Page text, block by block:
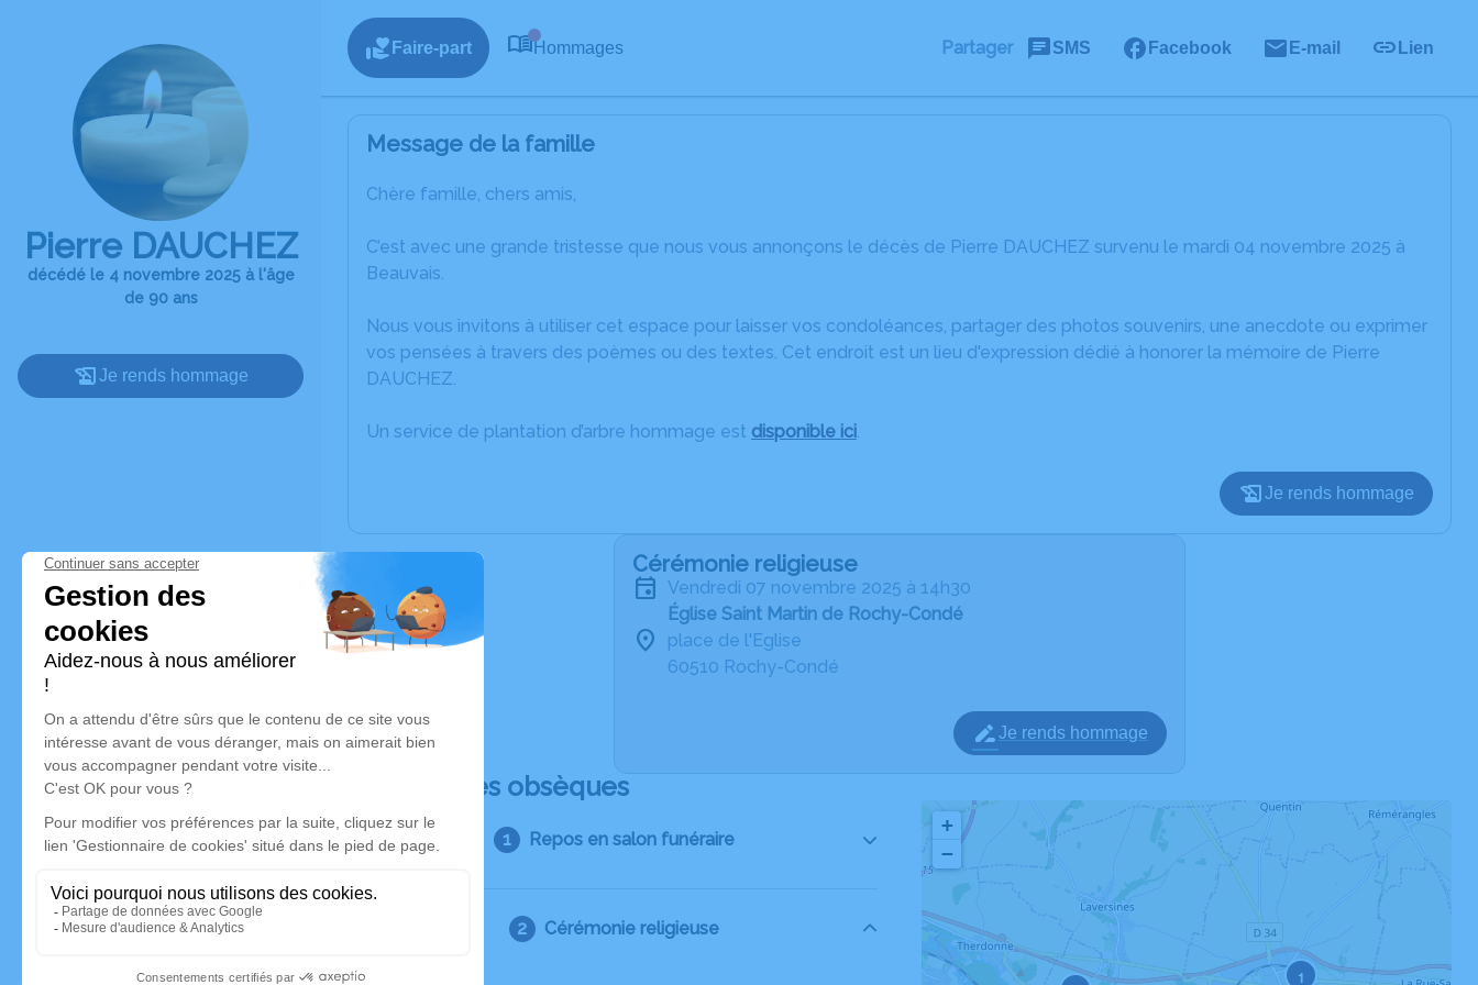
Pierre DAUCHEZ
décédé le 4 novembre 2025 à l'âge
de 90 ans
Je rends hommage
Faire-part Hommages Partager SMS Facebook E-mail Lien
Message de la famille
Chère famille, chers amis,
C’est avec une grande tristesse que nous vous annonçons le décès de Pierre DAUCHEZ survenu le mardi 04 novembre 2025 à
Beauvais.
Nous vous invitons à utiliser cet espace pour laisser vos condoléances, partager des photos souvenirs, une anecdote ou exprimer
vos pensées à travers des poèmes ou des textes. Cet endroit est un lieu d'expression dédié à honorer la mémoire de Pierre
DAUCHEZ.
Un service de plantation d’arbre hommage est disponible ici.
Je rends hommage
Cérémonie religieuse
vendredi 07 novembre 2025 à 14h30
Église Saint Martin de Rochy-Condé
place de l'Eglise
60510 Rochy-Condé
Je rends hommage
Déroulé des obsèques
Repos en salon funéraire
Cérémonie religieuse
1
+
−